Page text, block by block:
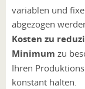
variablen und
abgezogen
Kosten zu
Minimum zu
Ihren
konstant halten.